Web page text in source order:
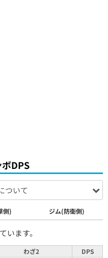
DPS
ついて
側) ジム(防衛側)
います。
わざ2
DPS